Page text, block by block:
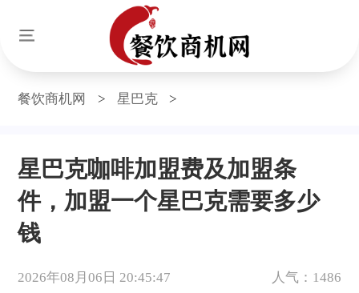
餐饮商机网 > 星巴克 >
星巴克咖啡加盟费及加盟条
件，加盟一个星巴克需要多少
钱
2026年08月06日 20:45:47 人气：1486